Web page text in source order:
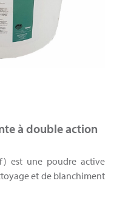
à double action
est une poudre active
et de blanchiment